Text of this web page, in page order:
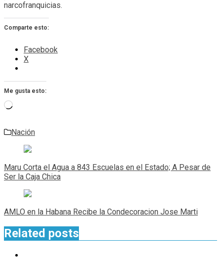
narcofranquicias.
Comparte esto:
Facebook
X
Me gusta esto:
Cargando...
Nación
Navegación
de
entradas
Maru Corta el Agua a 843 Escuelas en el Estado; A Pesar de
Ser la Caja Chica
AMLO en la Habana Recibe la Condecoracion Jose Marti
Related posts